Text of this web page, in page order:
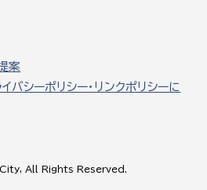
案
バシーポリシー・リンクポリシーに
All Rights Reserved.